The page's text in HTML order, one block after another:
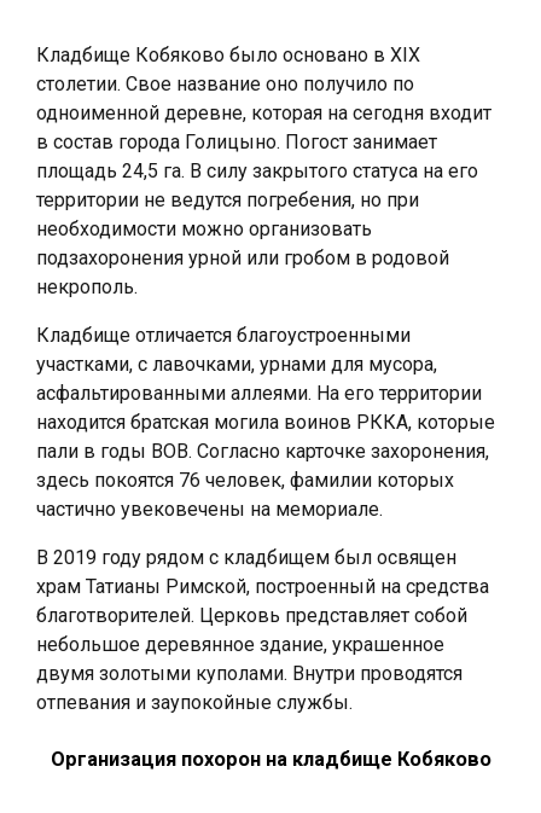
Кладбище Кобяково было основано в XIX
столетии. Свое название оно получило по
одноименной деревне, которая на сегодня входит
в состав города Голицыно. Погост занимает
площадь 24,5 га. В силу закрытого статуса на его
территории не ведутся погребения, но при
необходимости можно организовать
подзахоронения урной или гробом в родовой
некрополь.
Кладбище отличается благоустроенными
участками, с лавочками, урнами для мусора,
асфальтированными аллеями. На его территории
находится братская могила воинов РККА, которые
пали в годы ВОВ. Согласно карточке захоронения,
здесь покоятся 76 человек, фамилии которых
частично увековечены на мемориале.
В 2019 году рядом с кладбищем был освящен
храм Татианы Римской, построенный на средства
благотворителей. Церковь представляет собой
небольшое деревянное здание, украшенное
двумя золотыми куполами. Внутри проводятся
отпевания и заупокойные службы.
Организация похорон на кладбище Кобяково